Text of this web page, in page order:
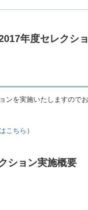
年度セレクシ
ンを実施いたしますので
こちら ）
ション実施概要